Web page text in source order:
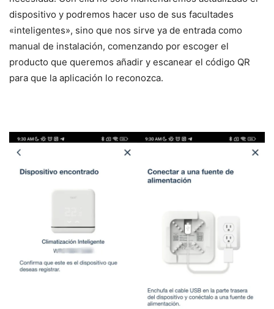
dispositivo y podremos hacer uso de sus facultades
«inteligentes», sino que nos sirve ya de entrada como
manual de instalación, comenzando por escoger el
producto que queremos añadir y escanear el código QR
para que la aplicación lo reconozca.